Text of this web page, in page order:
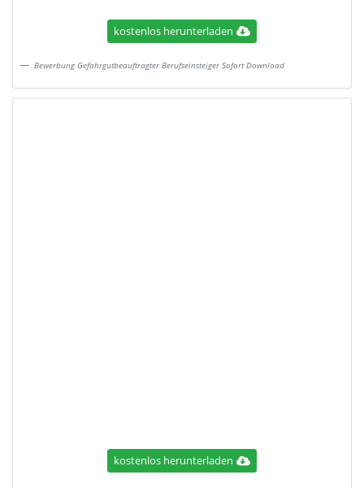
kostenlos herunterladen
Bewerbung Gefahrgutbeauftragter Berufseinsteiger Sofort Download
kostenlos herunterladen